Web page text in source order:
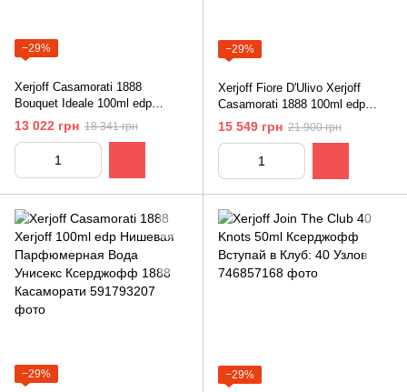
−29%
Xerjoff Casamorati 1888
Bouquet Ideale 100ml edp
Нишевые Женские Духи
Ксерджофф Касаморати Букет
13 022 грн 18 341 грн
−29%
Xerjoff Fiore D'Ulivo Xerjoff
Casamorati 1888 100ml edp
Нишевые Же
15 549 грн 21 900 грн
−29% −29%